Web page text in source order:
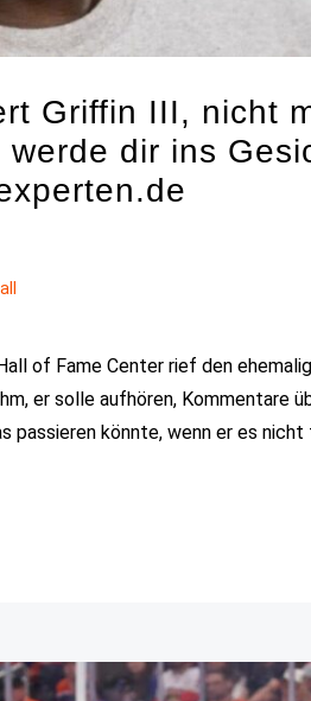
Griffin III, nicht
dir ins
of Fame Center rief den
er solle aufhören, Kommentare
könnte, wenn er es nicht